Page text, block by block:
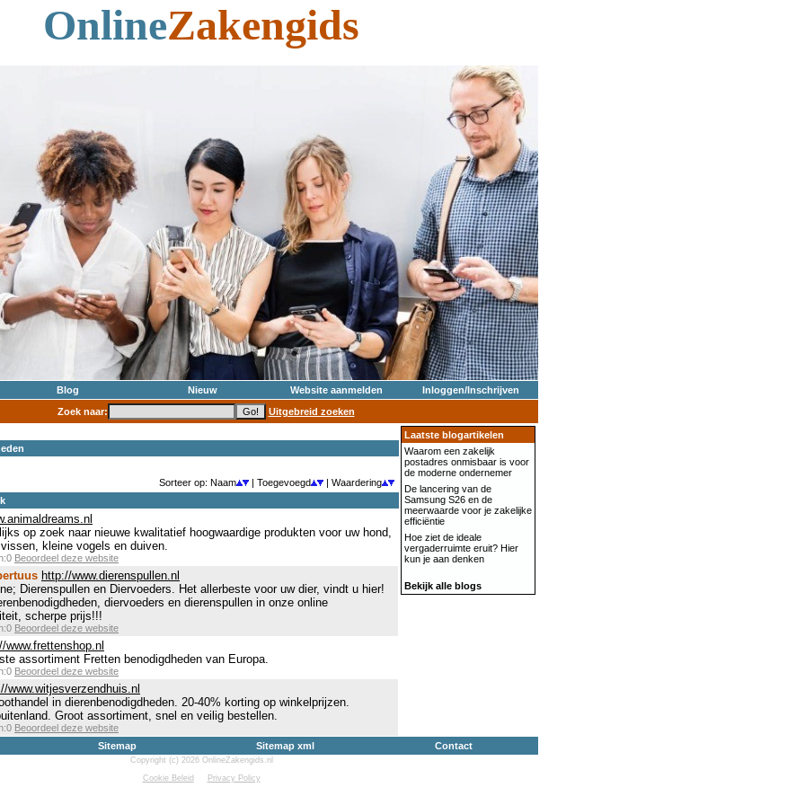
OnlineZakengids
Blog Nieuw Website aanmelden
Inloggen/Inschrijven
Zoek naar:
Uitgebreid zoeken
Sorteer op: Naam | Toegevoegd
| Waardering
op zoek naar nieuwe kwalitatief hoogwaardige produkten voor uw hond,
kleine vogels en duiven.
Beoordeel deze website
http://www.dierenspullen.nl
Dierenspullen en Diervoeders. Het allerbeste voor uw dier, vindt u hier!
diervoeders en dierenspullen in onze online
scherpe prijs!!!
Beoordeel deze website
www.frettenshop.nl
assortiment Fretten benodigdheden van Europa.
Beoordeel deze website
www.witjesverzendhuis.nl
in dierenbenodigdheden. 20-40% korting op winkelprijzen.
Groot assortiment, snel en veilig bestellen.
Beoordeel deze website
Laatste blogartikelen
Waarom een zakelijk
postadres onmisbaar is voor
de moderne ondernemer
De lancering van de
Samsung S26 en de
meerwaarde voor je zakelijke
efficiëntie
Hoe ziet de ideale
vergaderruimte eruit? Hier
kun je aan denken
Bekijk alle blogs
Sitemap Sitemap xml Contact
Copyright (c) 2026 OnlineZakengids.nl
Cookie Beleid
Privacy Policy